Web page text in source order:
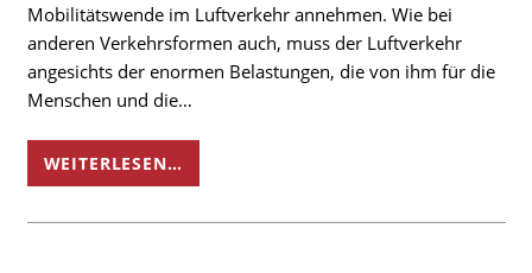
Mobilitätswende im Luftverkehr annehmen. Wie bei
anderen Verkehrsformen auch, muss der Luftverkehr
angesichts der enormen Belastungen, die von ihm für die
Menschen und die…
WEITERLESEN…